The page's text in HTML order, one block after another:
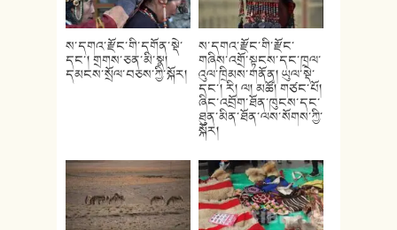
ས་དགའ་རྫོང་གི་དགོན་སྡེ་
དང་། གྲགས་ཅན་མི་སྣ།
དམངས་སྲོལ་བཅས་ཀྱི་སྐོར།
ས་དགའ་རྫོང་གི་རྫོང་
གཞིས་འགྲོ་སྟངས་དང་ཁྲལ་
འུལ་ཁྲིམས་གནོན། ཡུལ་སྡེ་
དང་། རི། ལ། མཚོ། གཙང་པོ།
ཞིང་འབྲོག་ཐོན་ཁུངས་དང་
ཐུན་མིན་ཐོན་ལས་སོགས་ཀྱི་
སྐོར།